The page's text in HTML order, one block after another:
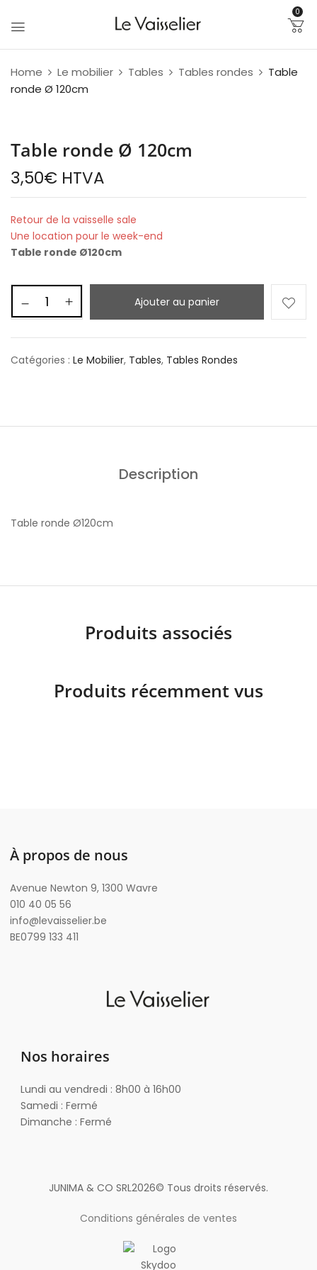
0
Home Le mobilier Tables Tables rondes
Table
ronde Ø 120cm
Table ronde Ø 120cm
3,50€ HTVA
Retour de la vaisselle sale
Une location pour le week-end
Table ronde Ø120cm
Ajouter au panier
Catégories : Le Mobilier, Tables, Tables Rondes
Description
Table ronde Ø120cm
Produits associés
Produits récemment vus
À propos de nous
Avenue Newton 9, 1300 Wavre
010 40 05 56
info@levaisselier.be
BE0799 133 411
Nos horaires
Lundi au vendredi : 8h00 à 16h00
Samedi : Fermé
Dimanche : Fermé
JUNIMA & CO SRL2026© Tous droits réservés.
Conditions générales de ventes